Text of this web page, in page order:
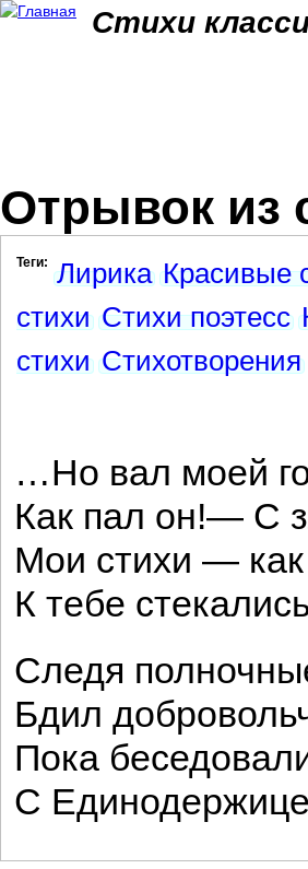
Стихи
Отрывок из
Теги: Лирика Красивые
стихи Стихи поэтесс
стихи Стихотворения
…Но вал моей
Как пал он!— С
Мои стихи —
К тебе
Следя
Бдил
Пока
С